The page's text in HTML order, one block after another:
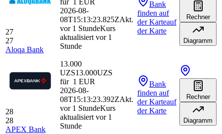
27
27
Aloqa Bank
2026-08-
08T15:13:23.825ZAkt.
vor 1 StundeKurs
aktualisiert vor 1
Stunde
Bank
finden auf
der Karteauf
der Karte
Rechner
Diagramm
28
28
APEX Bank
13.000
UZS13.000UZS
für 1 EUR
2026-08-
08T15:13:23.392ZAkt.
vor 1 StundeKurs
aktualisiert vor 1
Stunde
Bank
finden auf
der Karteauf
der Karte
Rechner
Diagramm